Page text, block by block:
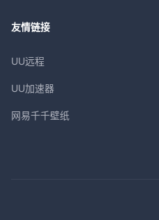
友情链接
UU远程
UU加速器
网易千千壁纸